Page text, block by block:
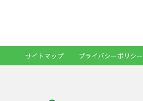
サイトマップ プライバシーポリシー